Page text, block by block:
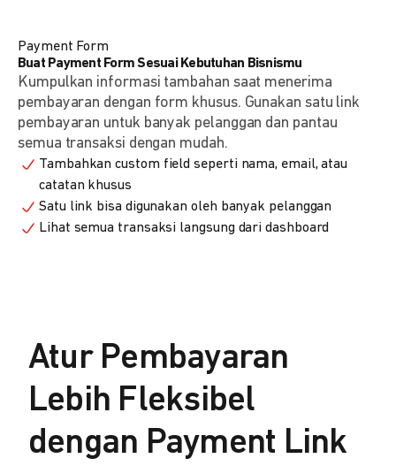
Payment Form
Buat Payment Form Sesuai Kebutuhan Bisnismu
Kumpulkan informasi tambahan saat menerima
pembayaran dengan form khusus. Gunakan satu link
pembayaran untuk banyak pelanggan dan pantau
semua transaksi dengan mudah.
Tambahkan custom field seperti nama, email, atau
catatan khusus
Satu link bisa digunakan oleh banyak pelanggan
Lihat semua transaksi langsung dari dashboard
Atur Pembayaran
Lebih Fleksibel
dengan Payment Link